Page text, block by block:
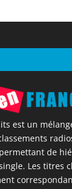
est un
de
Les titres